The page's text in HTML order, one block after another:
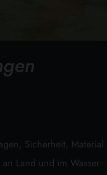
Sicherheit, Material
Land und im Wasser